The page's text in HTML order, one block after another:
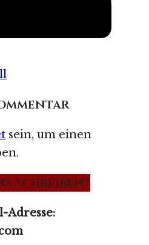
sein, um einen
schreiben?
Adresse: